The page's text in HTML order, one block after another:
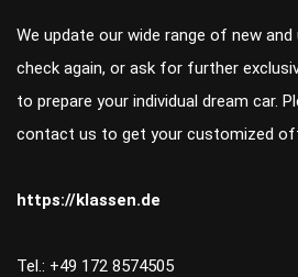
We update our wide range of new and
check again, or ask for further
to prepare your individual dream car.
contact us to get your customized
https://klassen.de
Tel.: +49 172 8574505